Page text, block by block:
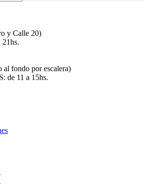
y Calle 20)
21hs.
al fondo por escalera)
de 11 a 15hs.